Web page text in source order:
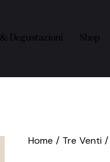
& Degustazioni Shop
Home Tre Venti